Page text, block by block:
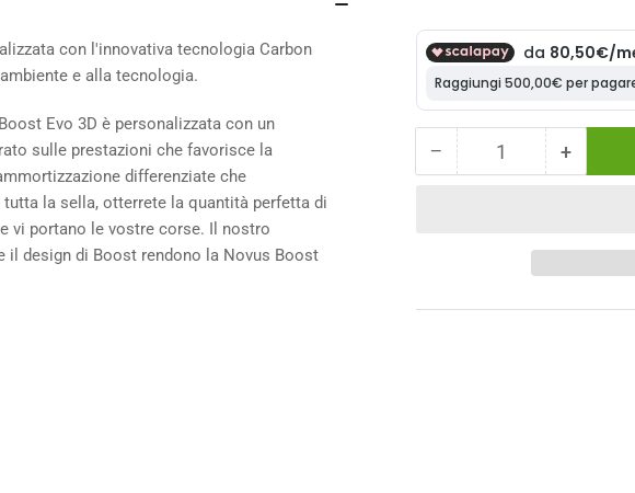
− Diminuisci
Quantità +Aumenta
Sella
Selle
con l'innovativa tecnologia Carbon
e alla tecnologia.
Evo 3D è personalizzata con un
sulle prestazioni che favorisce la
differenziate che
la sella, otterrete la quantità perfetta di
vi portano le vostre corse. Il nostro
design di Boost rendono la Novus Boost